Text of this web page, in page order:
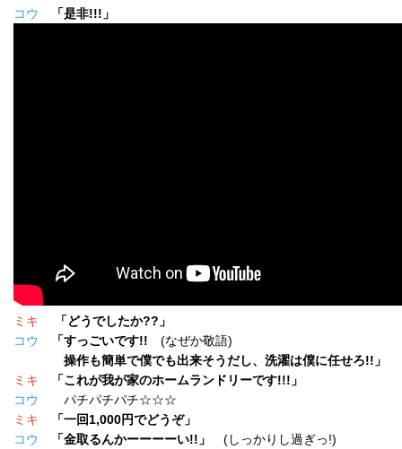
コウ
「是非!!!」
ミキ
「どうでしたか??」
コウ
「すっごいです!! (なぜか敬語)
操作も簡単で僕でも出来そうだし、洗濯は僕に任せろ!!」
ミキ
「これが我が家のホームランドリーです!!!」
コウ
パチパチパチ☆☆☆
ミキ
「一回1,000円でどうぞ」
コウ
「金取るんかーーーーい!!」 (しっかりし過ぎっ!)